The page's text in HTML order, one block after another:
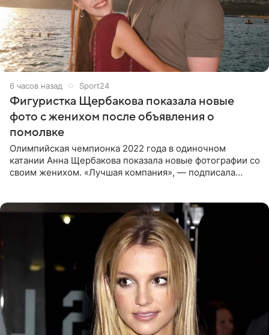
6 часов назад Sport24
Фигуристка Щербакова показала новые
фото с женихом после объявления о
помолвке
Олимпийская чемпионка 2022 года в одиночном
катании Анна Щербакова показала новые фотографии со
своим женихом. «Лучшая компания», — подписала